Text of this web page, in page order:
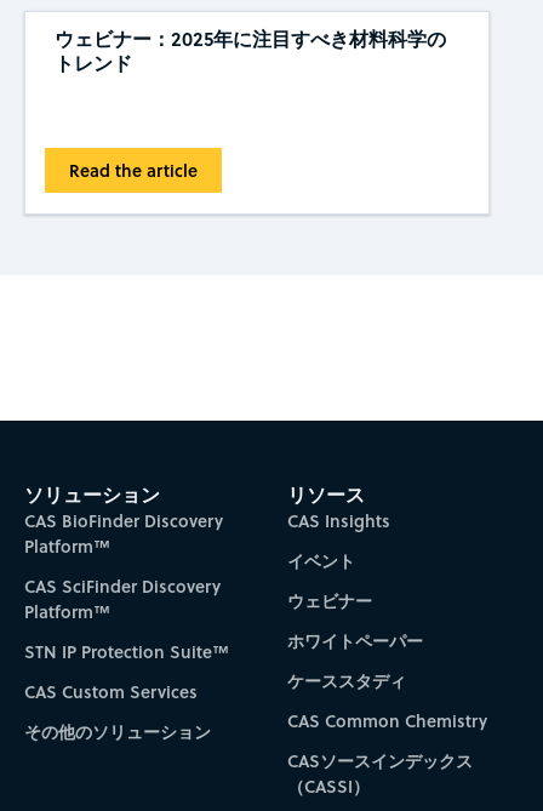
ウェビナー：2025年に注目すべき材料科学の
トレンド
Read the article
Subscribe to CAS Insights
ソリューション
CAS BioFinder Discovery
Platform™
CAS SciFinder Discovery
Platform™
STN IP Protection Suite™
CAS Custom Services
その他のソリューション
リソース
CAS Insights
イベント
ウェビナー
ホワイトペーパー
ケーススタディ
CAS Common Chemistry
CASソースインデックス
（CASSI）